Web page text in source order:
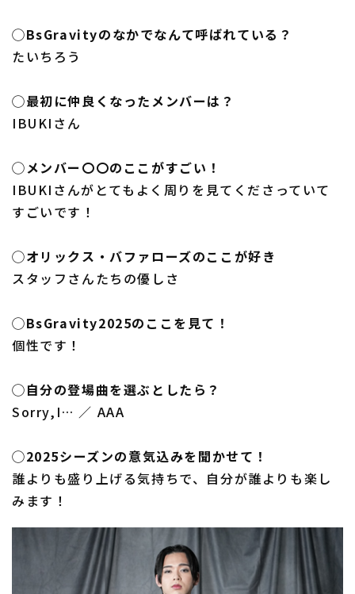
◯BsGravityのなかでなんて呼ばれている？
たいちろう
◯最初に仲良くなったメンバーは？
IBUKIさん
◯メンバー〇〇のここがすごい！
IBUKIさんがとてもよく周りを見てくださっていて
すごいです！
◯オリックス・バファローズのここが好き
スタッフさんたちの優しさ
◯BsGravity2025のここを見て！
個性です！
◯自分の登場曲を選ぶとしたら？
Sorry,I… ／ AAA
◯2025シーズンの意気込みを聞かせて！
誰よりも盛り上げる気持ちで、自分が誰よりも楽し
みます！